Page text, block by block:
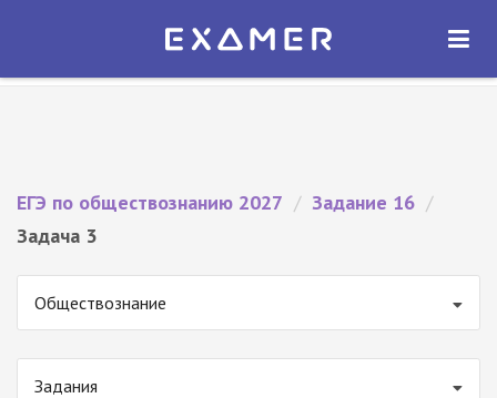
Экзамер — ЕГЭ 2027
ОТКРЫТЬ
ЕГЭ по обществознанию 2027 / Задание 16 /
Задача 3
Обществознание
Задания